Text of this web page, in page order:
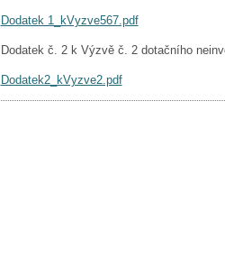
Dodatek 1_kVyzve567.pdf
Dodatek č. 2 k Výzvě č. 2 dotačního
Dodatek2_kVyzve2.pdf